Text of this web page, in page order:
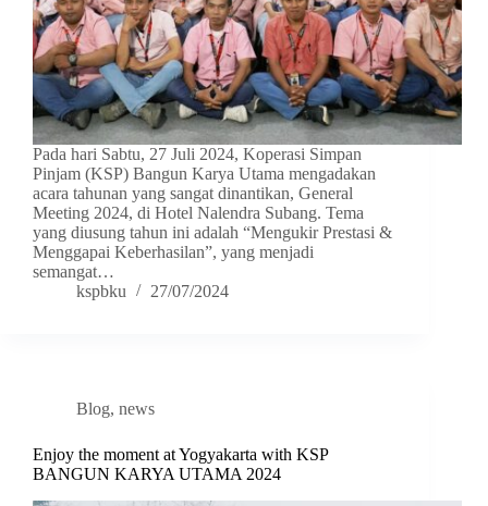
Pada hari Sabtu, 27 Juli 2024, Koperasi Simpan
Pinjam (KSP) Bangun Karya Utama mengadakan
acara tahunan yang sangat dinantikan, General
Meeting 2024, di Hotel Nalendra Subang. Tema
yang diusung tahun ini adalah “Mengukir Prestasi &
Menggapai Keberhasilan”, yang menjadi
semangat…
kspbku
27/07/2024
Blog, news
Enjoy the moment at Yogyakarta with KSP
BANGUN KARYA UTAMA 2024